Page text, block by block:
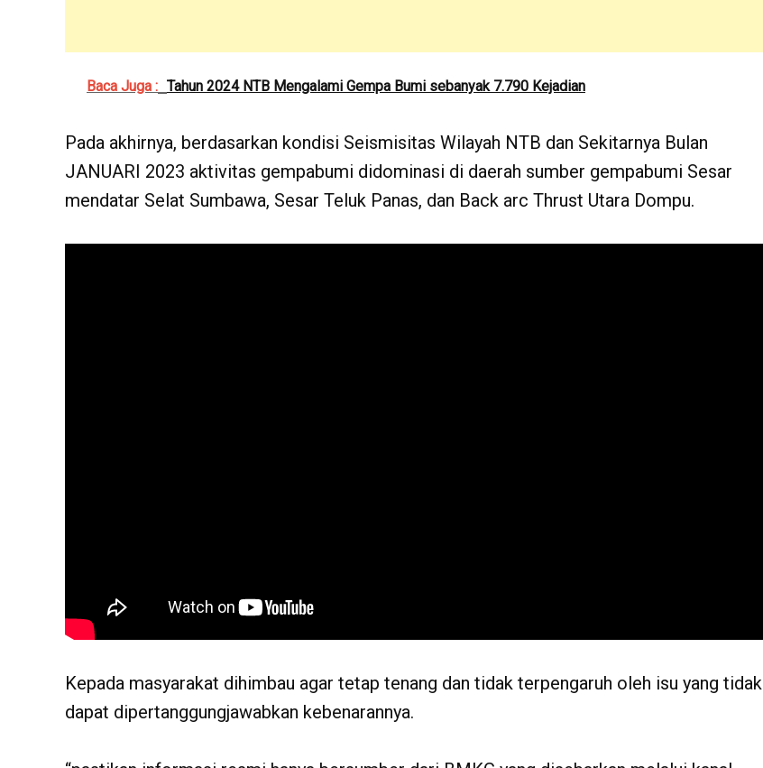
Baca Juga : Tahun 2024 NTB Mengalami Gempa Bumi sebanyak 7.790 Kejadian
Pada akhirnya, berdasarkan kondisi Seismisitas Wilayah NTB dan Sekitarnya Bulan
JANUARI 2023 aktivitas gempabumi didominasi di daerah sumber gempabumi Sesar
mendatar Selat Sumbawa, Sesar Teluk Panas, dan Back arc Thrust Utara Dompu.
Kepada masyarakat dihimbau agar tetap tenang dan tidak terpengaruh oleh isu yang tidak
dapat dipertanggungjawabkan kebenarannya.